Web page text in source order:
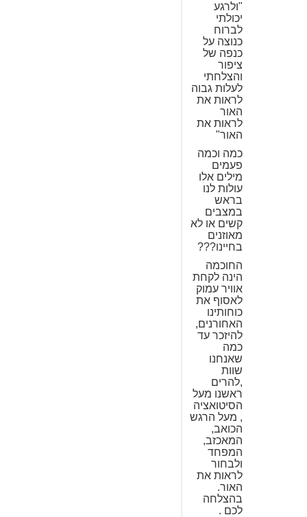
"ולרגע
יכולתי
לברוח
כנוצה על
כנפה של
ציפור
והצלחתי
לעלות גבוה
לראות את
האור
לראות את
האור"
כמה וכמה
פעמים
מילים אלו
עולות לנו
בראש
במצבים
קשים או לא
מאוזנים
בחיינו???
החוכמה
הינה לקחת
אוויר עמוק
לאסוף את
כוחותינו
האחורנים,
להיזכר עד
כמה
שאנחנו
שוות
,להרים
ראשנו מעל
הסיטואציה
, מעל הרגש
הכואב,
המאכזב,
המפחד
ולבחור
לראות את
האור.
בהצלחה
לכם .